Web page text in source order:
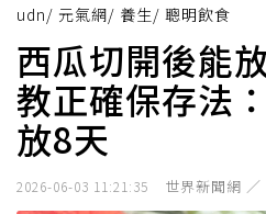
udn/ 元氣網/ 養生/ 聰明飲食
西瓜切開後能
教正確保存法
放8天
2026-06-03 11:21:35 世界新聞網